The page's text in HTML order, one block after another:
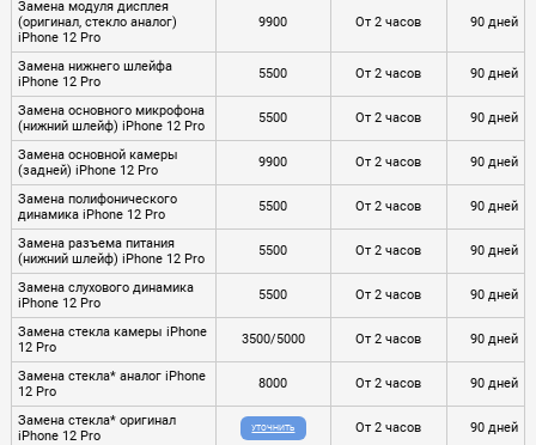
Замена модуля дисплея
(оригинал, стекло аналог)
iPhone 12 Pro
9900 От 2 часов 90 дней
Замена нижнего шлейфа
iPhone 12 Pro
5500 От 2 часов 90 дней
Замена основного микрофона
(нижний шлейф) iPhone 12 Pro
5500 От 2 часов 90 дней
Замена основной камеры
(задней) iPhone 12 Pro
9900 От 2 часов 90 дней
Замена полифонического
динамика iPhone 12 Pro
5500 От 2 часов 90 дней
Замена разъема питания
(нижний шлейф) iPhone 12 Pro
5500 От 2 часов 90 дней
Замена слухового динамика
iPhone 12 Pro
5500 От 2 часов 90 дней
Замена стекла камеры iPhone
12 Pro
3500/5000 От 2 часов 90 дней
Замена стекла* аналог iPhone
12 Pro
8000 От 2 часов 90 дней
Замена стекла* оригинал
iPhone 12 Pro
УТОЧНИТЬ От 2 часов 90 дней